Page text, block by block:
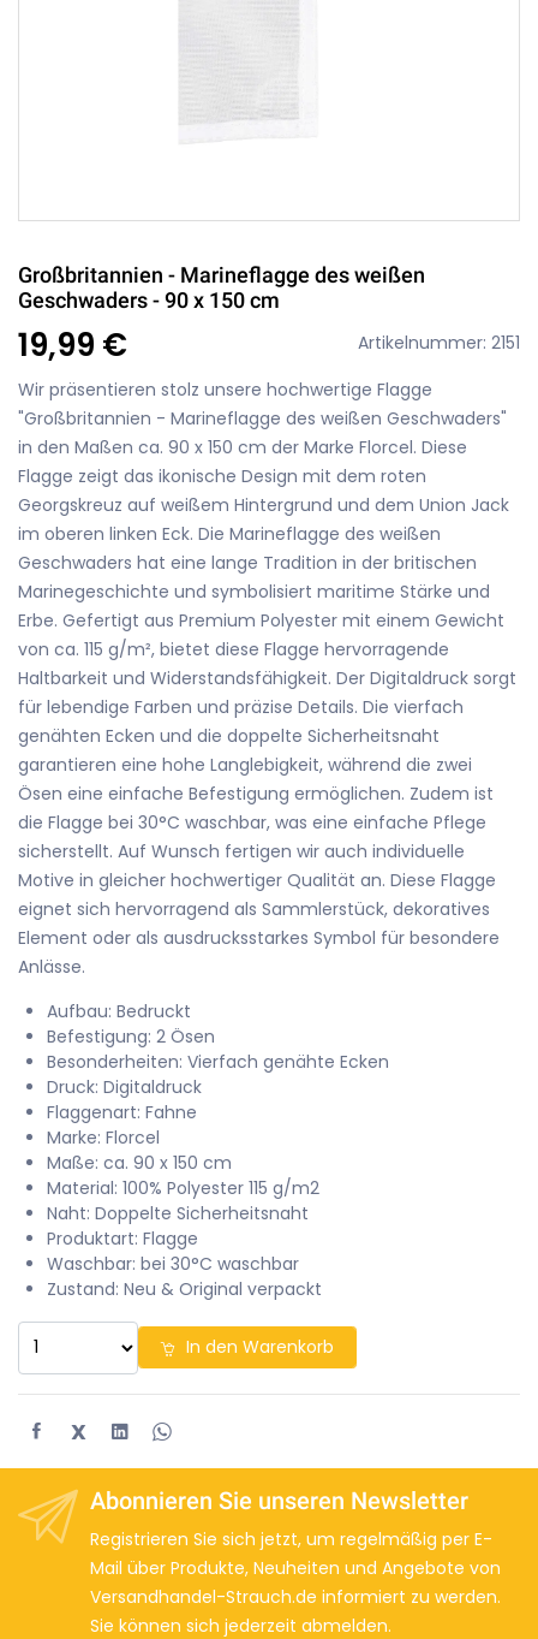
Großbritannien - Marineflagge des weißen
Geschwaders - 90 x 150 cm
19,99 €
Artikelnummer: 2151
Wir präsentieren stolz unsere hochwertige Flagge
"Großbritannien - Marineflagge des weißen Geschwaders"
in den Maßen ca. 90 x 150 cm der Marke Florcel. Diese
Flagge zeigt das ikonische Design mit dem roten
Georgskreuz auf weißem Hintergrund und dem Union Jack
im oberen linken Eck. Die Marineflagge des weißen
Geschwaders hat eine lange Tradition in der britischen
Marinegeschichte und symbolisiert maritime Stärke und
Erbe. Gefertigt aus Premium Polyester mit einem Gewicht
von ca. 115 g/m², bietet diese Flagge hervorragende
Haltbarkeit und Widerstandsfähigkeit. Der Digitaldruck sorgt
für lebendige Farben und präzise Details. Die vierfach
genähten Ecken und die doppelte Sicherheitsnaht
garantieren eine hohe Langlebigkeit, während die zwei
Ösen eine einfache Befestigung ermöglichen. Zudem ist
die Flagge bei 30°C waschbar, was eine einfache Pflege
sicherstellt. Auf Wunsch fertigen wir auch individuelle
Motive in gleicher hochwertiger Qualität an. Diese Flagge
eignet sich hervorragend als Sammlerstück, dekoratives
Element oder als ausdrucksstarkes Symbol für besondere
Anlässe.
Aufbau: Bedruckt
Befestigung: 2 Ösen
Besonderheiten: Vierfach genähte Ecken
Druck: Digitaldruck
Flaggenart: Fahne
Marke: Florcel
Maße: ca. 90 x 150 cm
Material: 100% Polyester 115 g/m2
Naht: Doppelte Sicherheitsnaht
Produktart: Flagge
Waschbar: bei 30°C waschbar
Zustand: Neu & Original verpackt
In den Warenkorb
X
Abonnieren Sie unseren Newsletter
Registrieren Sie sich jetzt, um regelmäßig per E-
Mail über Produkte, Neuheiten und Angebote von
Versandhandel-Strauch.de informiert zu werden.
Sie können sich jederzeit abmelden.